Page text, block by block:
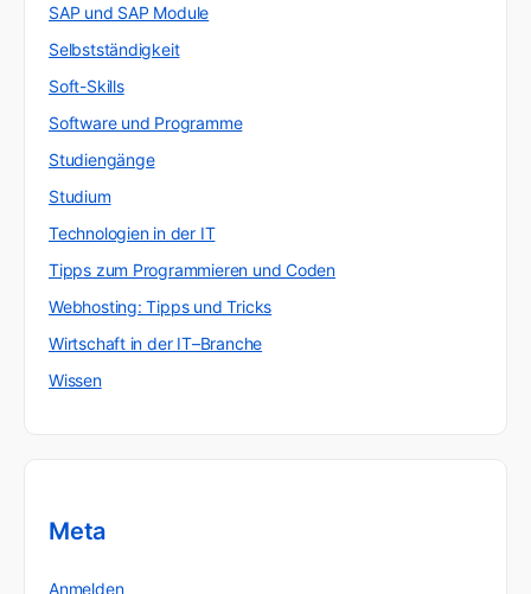
SAP und SAP Module
Selbstständigkeit
Soft-Skills
Software und Programme
Studiengänge
Studium
Technologien in der IT
Tipps zum Programmieren und Coden
Webhosting: Tipps und Tricks
Wirtschaft in der IT–Branche
Wissen
Meta
Anmelden